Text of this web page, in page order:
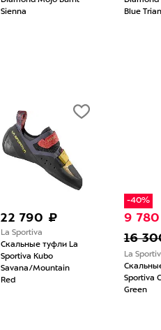
Sienna
Blue
22 790 ₽
La Sportiva
Скальные туфли La
Sportiva Kubo
Savana/Mountain
Red
-40%
9
16
La
Sportiva
Green